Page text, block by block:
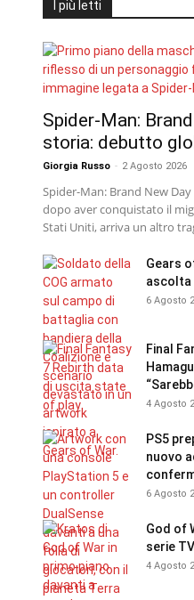
I più letti
Spider-Man:
storia: debutto
Giorgia Russo - 2 Agosto 2026
Spider-Man: Brand New
dopo aver conquistato il
Stati Uniti, arriva un altro
Gears
ascolta
6 Agosto
Final
4 Agosto
PS5
nuovo
6 Agosto
God of
serie
4 Agosto